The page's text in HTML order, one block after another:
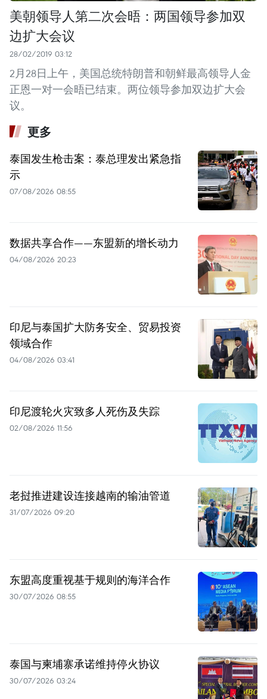
美朝领导人第二次会晤：两国领导参加双
边扩大会议
28/02/2019 03:12
2月28日上午，美国总统特朗普和朝鲜最高领导人金
正恩一对一会晤已结束。两位领导参加双边扩大会
议。
更多
泰国发生枪击案：泰总理发出紧急指
示
07/08/2026 08:55
数据共享合作——东盟新的增长动力
04/08/2026 20:23
印尼与泰国扩大防务安全、贸易投资
领域合作
04/08/2026 03:41
印尼渡轮火灾致多人死伤及失踪
02/08/2026 11:56
老挝推进建设连接越南的输油管道
31/07/2026 09:20
东盟高度重视基于规则的海洋合作
30/07/2026 08:55
泰国与柬埔寨承诺维持停火协议
30/07/2026 03:24